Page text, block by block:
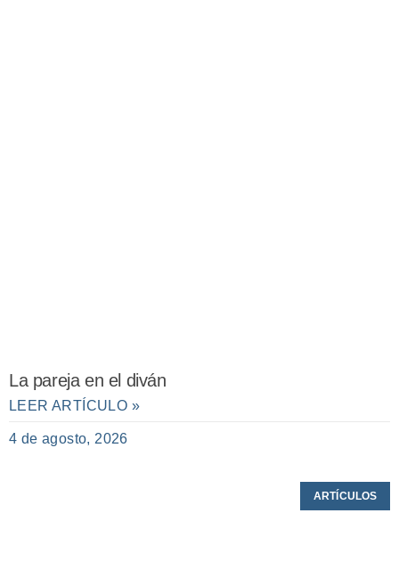
La pareja en el diván
LEER ARTÍCULO »
4 de agosto, 2026
ARTÍCULOS